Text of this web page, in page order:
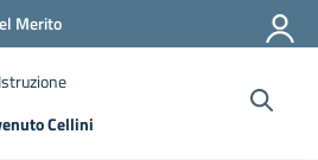
Merito
Cellini